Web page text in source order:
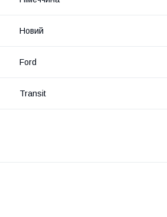
Новий
Ford
Transit